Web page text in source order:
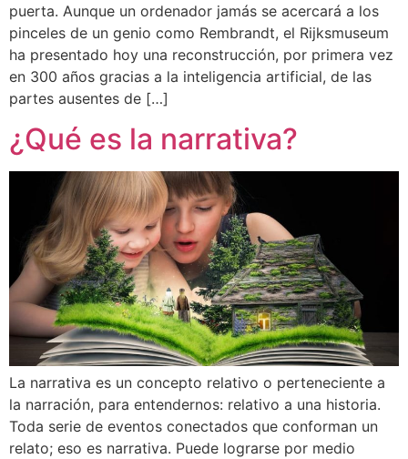
puerta. Aunque un ordenador jamás se acercará a los
pinceles de un genio como Rembrandt, el Rijksmuseum
ha presentado hoy una reconstrucción, por primera vez
en 300 años gracias a la inteligencia artificial, de las
partes ausentes de […]
¿Qué es la narrativa?
La narrativa es un concepto relativo o perteneciente a
la narración, para entendernos: relativo a una historia.
Toda serie de eventos conectados que conforman un
relato; eso es narrativa. Puede lograrse por medio